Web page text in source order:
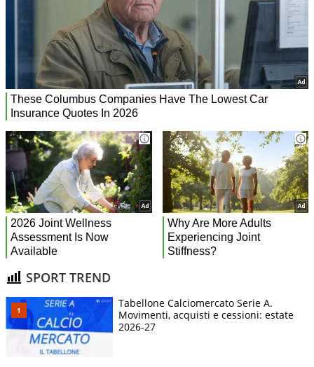
SPORT TREND
Tabellone Calciomercato Serie A.
Movimenti, acquisti e cessioni: estate
2026-27